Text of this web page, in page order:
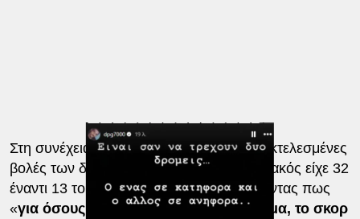
Στη συνέχεια στάθηκε στη διαφορά στις εκτελεσμένες
βολές των δύο ομάδων, καθώς ο Ολυμπιακός είχε 32
έναντι 13 του Παναθηναϊκού, υποστηρίζοντας πως
«για όσους Έλληνες αγαπάνε το άθλημα, το σκορ